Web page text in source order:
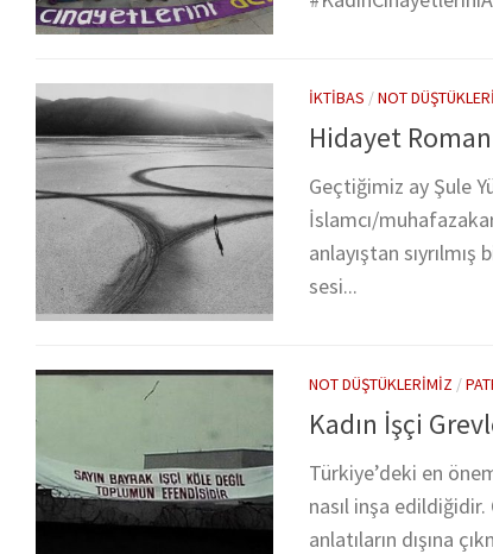
İKTIBAS /NOT
Hidayet
Geçtiğimiz ay Şule
İslamcı/
anlayıştan
sesi...
NOT DÜŞTÜKLERIMIZ /
Kadın İşçi
Türkiye’deki en
nasıl inşa
anlatıların dışına